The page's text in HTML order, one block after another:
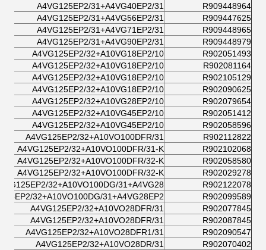
R909448964
A4VG125EP2/31+A4VG40EP2/31
R909447625
A4VG125EP2/31+A4VG56EP2/31
R909448965
A4VG125EP2/31+A4VG71EP2/31
R909448979
A4VG125EP2/31+A4VG90EP2/31
R902051493
A4VG125EP2/32+A10VG18EP2/10
R902081164
A4VG125EP2/32+A10VG18EP2/10
R902105129
A4VG125EP2/32+A10VG18EP2/10
R902090625
A4VG125EP2/32+A10VG18EP2/10
R902079654
A4VG125EP2/32+A10VG28EP2/10
R902051412
A4VG125EP2/32+A10VG45EP2/10
R902058596
A4VG125EP2/32+A10VG45EP2/10
R902112822
A4VG125EP2/32+A10VO100DFR/31
R902102068
A4VG125EP2/32+A10VO100DFR/31-K
R902058580
A4VG125EP2/32+A10VO100DFR/32-K
R902029278
A4VG125EP2/32+A10VO100DFR/32-K
R902122078
32+A10VO100DG/31+A4VG28/
R902099589
32+A10VO100DG/31+A4VG28EP2/
R902077845
A4VG125EP2/32+A10VO28DFR/31
R902087845
A4VG125EP2/32+A10VO28DFR/31
R902090547
A4VG125EP2/32+A10VO28DFR1/31
R902070402
A4VG125EP2/32+A10VO28DR/31